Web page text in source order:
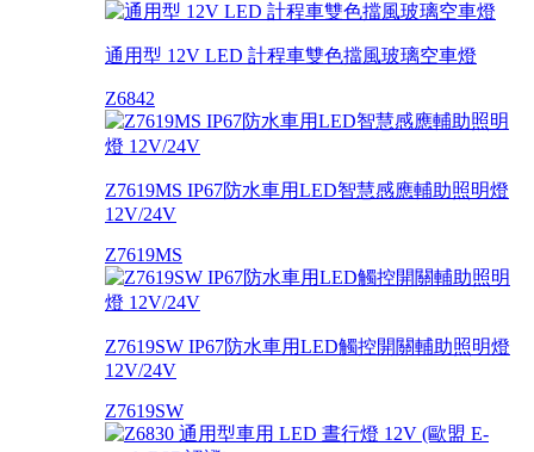
通用型 12V LED 計程車雙色擋風玻璃空車燈
Z6842
Z7619MS IP67防水車用LED智慧感應輔助照明燈
12V/24V
Z7619MS
Z7619SW IP67防水車用LED觸控開關輔助照明燈
12V/24V
Z7619SW